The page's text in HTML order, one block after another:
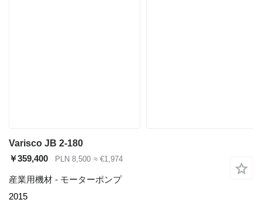
Varisco JB 2-180
￥359,400
PLN 8,500 ≈ €1,974
産業用機材 - モーターポンプ
2015